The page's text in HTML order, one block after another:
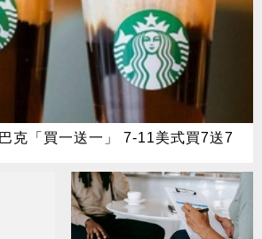
克「買一送一」 7-11美式買7送7